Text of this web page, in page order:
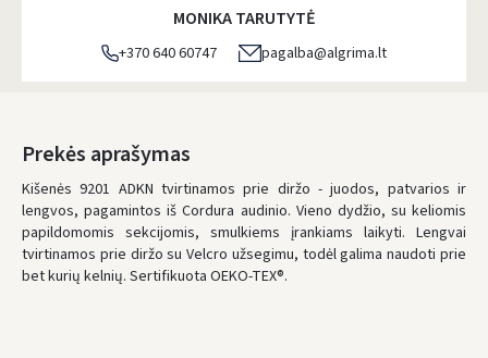
DPD kurjeris - 5.00 €
DPD paštomatai- 4.00 €
LP Express paštomatai
LP Express kurjeris- 4.00 €
Penktadienį, Rugpjūčio 7 d.
UŽSAKYMUS NUO80 € PRISTATOME NEMOKAMAI!
MONIKA TARUTYTĖ
+370 640 60747 pagalba@algrima.lt
Prekės aprašymas
Kišenės 9201 ADKN tvirtinamos prie diržo - juodos, patvarios ir
lengvos, pagamintos iš Cordura audinio. Vieno dydžio, su keliomis
papildomomis sekcijomis, smulkiems įrankiams laikyti. Lengvai
tvirtinamos prie diržo su Velcro užsegimu, todėl galima naudoti prie
bet kurių kelnių. Sertifikuota OEKO-TEX®.